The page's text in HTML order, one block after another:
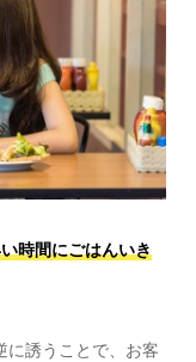
時間にごはんいき
に誘うことで、お客